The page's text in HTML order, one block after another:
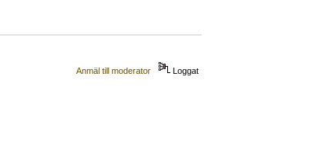
Anmäl till moderator Loggat